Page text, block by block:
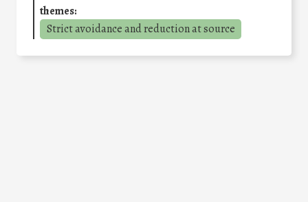
themes:
Strict avoidance and reduction at source